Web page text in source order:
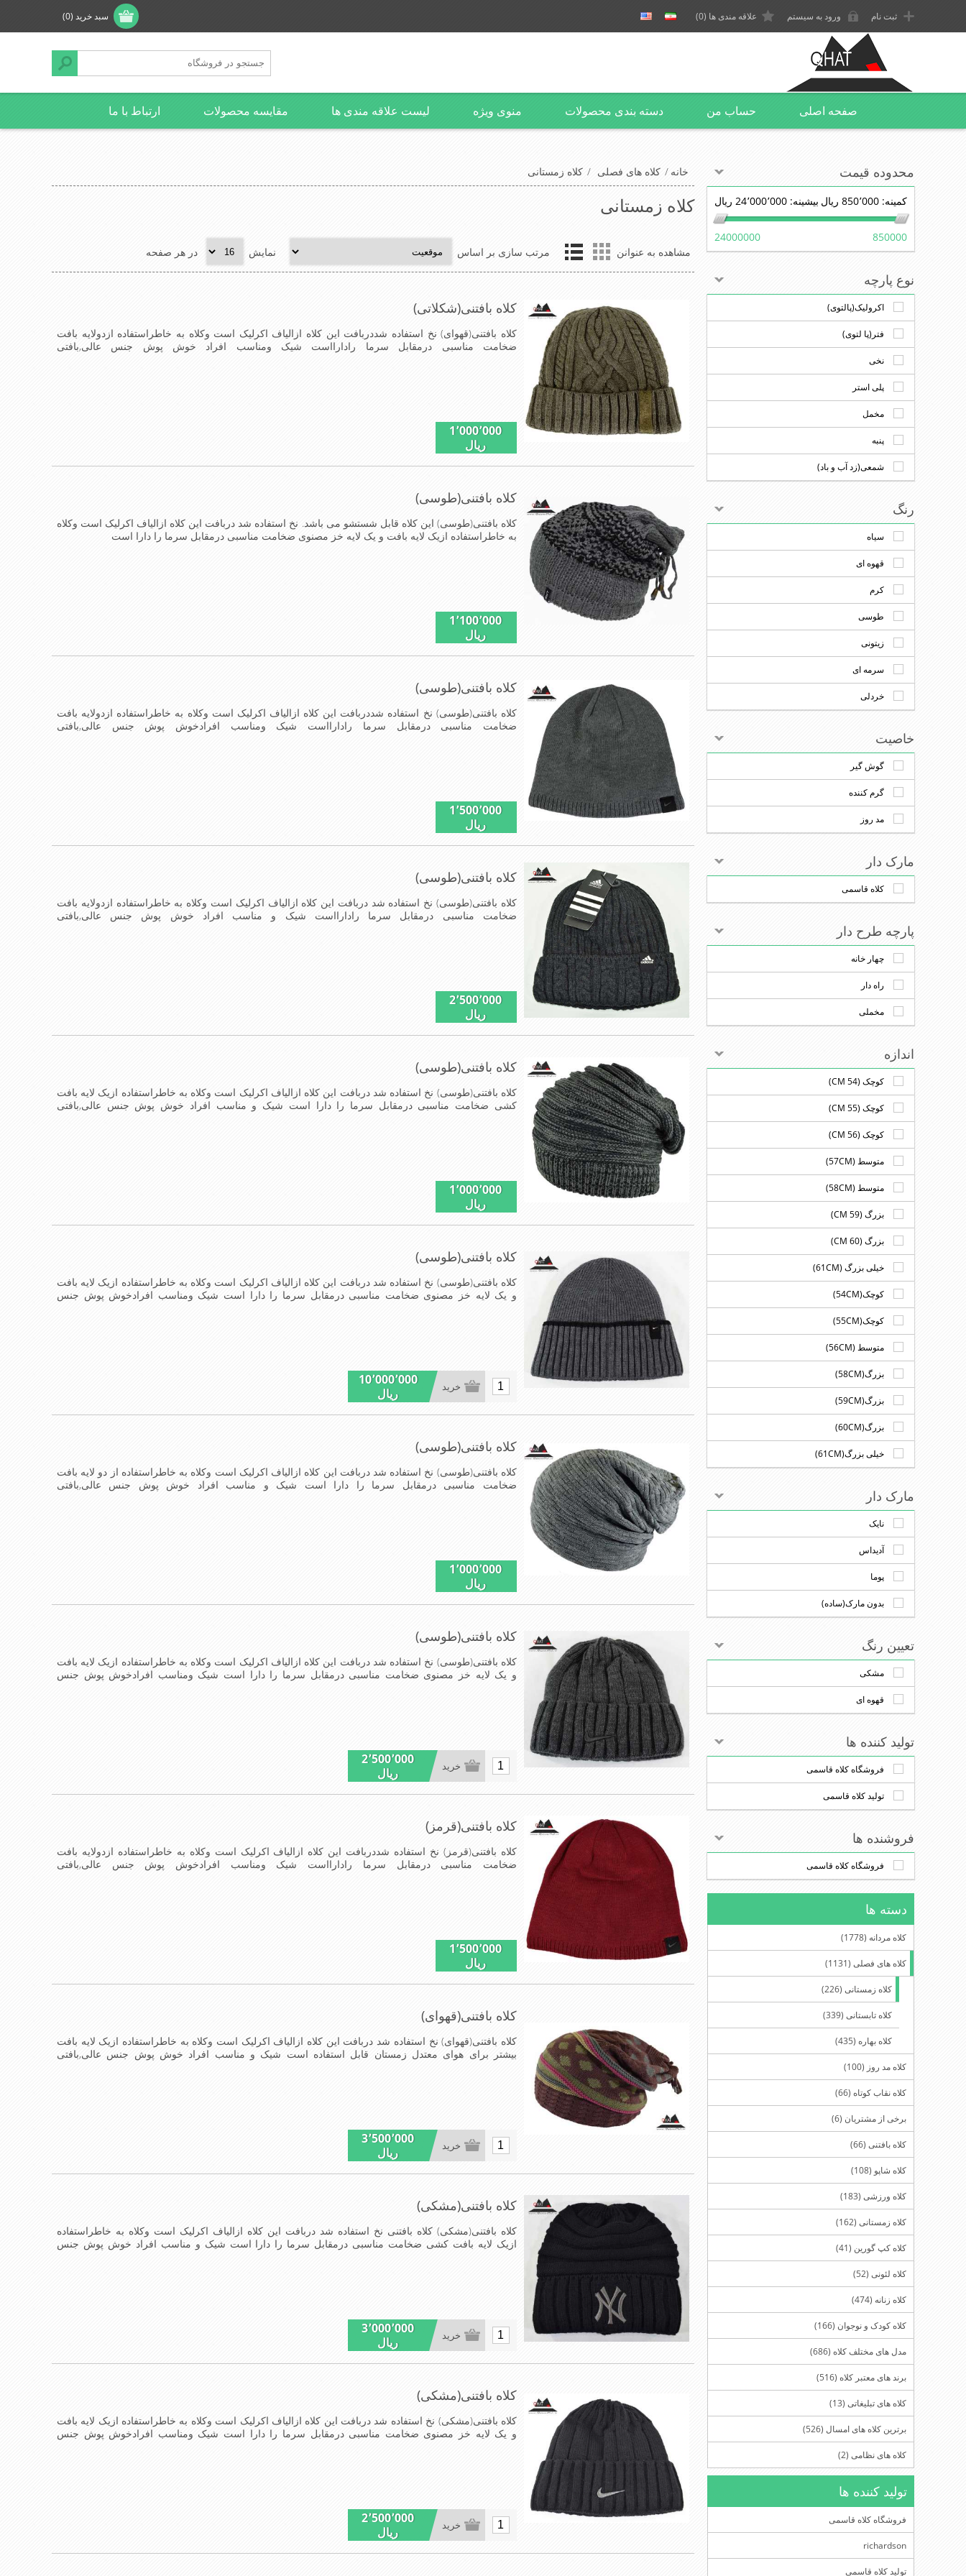
سبد خرید (0) ثبت نام ورود به سیستم علاقه مندی ها (0)
صفحه اصلی حساب من دسته بندی محصولات منوی ویژه لیست علاقه مندی ها مقایسه محصولات ارتباط با ما
خانه / کلاه های فصلی / کلاه زمستانی
کلاه زمستانی
مشاهده به عنوانن مرتب سازی بر اساس نمایش در هر صفحه
کلاه بافتنی(شکلاتی)
کلاه بافتنی(قهوای) نخ استفاده شددربافت این کلاه ازالیاف اکرلیک است وکلاه به خاطراستفاده ازدولایه بافت
ضخامت مناسبی درمقابل سرما رادارااست شیک ومناسب افراد خوش پوش جنس عالی,بافتی
1٬000٬000
ریال
کلاه بافتنی(طوسی)
کلاه بافتنی(طوسی) این کلاه قابل شستشو می باشد. نخ استفاده شد دربافت این کلاه ازالیاف اکرلیک است وکلاه
به خاطراستفاده ازیک لایه بافت و یک لایه خز مصنوی ضخامت مناسبی درمقابل سرما را دارا است
1٬100٬000
ریال
کلاه بافتنی(طوسی)
کلاه بافتنی(طوسی) نخ استفاده شددربافت این کلاه ازالیاف اکرلیک است وکلاه به خاطراستفاده ازدولایه بافت
ضخامت مناسبی درمقابل سرما رادارااست شیک ومناسب افرادخوش پوش جنس عالی,بافتی
1٬500٬000
ریال
کلاه بافتنی(طوسی)
کلاه بافتنی(طوسی) نخ استفاده شد دربافت این کلاه ازالیاف اکرلیک است وکلاه به خاطراستفاده ازدولایه بافت
ضخامت مناسبی درمقابل سرما رادارااست شیک و مناسب افراد خوش پوش جنس عالی,بافتی
2٬500٬000
ریال
کلاه بافتنی(طوسی)
کلاه بافتنی(طوسی) نخ استفاده شد دربافت این کلاه ازالیاف اکرلیک است وکلاه به خاطراستفاده ازیک لایه بافت
کشی ضخامت مناسبی درمقابل سرما را دارا است شیک و مناسب افراد خوش پوش جنس عالی,بافتی
1٬000٬000
ریال
کلاه بافتنی(طوسی)
کلاه بافتنی(طوسی) نخ استفاده شد دربافت این کلاه ازالیاف اکرلیک است وکلاه به خاطراستفاده ازیک لایه بافت
و یک لایه خز مصنوی ضخامت مناسبی درمقابل سرما را دارا است شیک ومناسب افرادخوش پوش جنس
10٬000٬000
ریال
خرید
کلاه بافتنی(طوسی)
کلاه بافتنی(طوسی) نخ استفاده شد دربافت این کلاه ازالیاف اکرلیک است وکلاه به خاطراستفاده از دو لایه بافت
ضخامت مناسبی درمقابل سرما را دارا است شیک و مناسب افراد خوش پوش جنس عالی,بافتی
1٬000٬000
ریال
کلاه بافتنی(طوسی)
کلاه بافتنی(طوسی) نخ استفاده شد دربافت این کلاه ازالیاف اکرلیک است وکلاه به خاطراستفاده ازیک لایه بافت
و یک لایه خز مصنوی ضخامت مناسبی درمقابل سرما را دارا است شیک ومناسب افرادخوش پوش جنس
2٬500٬000
ریال
خرید
کلاه بافتنی(قرمز)
کلاه بافتنی(قرمز) نخ استفاده شددربافت این کلاه ازالیاف اکرلیک است وکلاه به خاطراستفاده ازدولایه بافت
ضخامت مناسبی درمقابل سرما رادارااست شیک ومناسب افرادخوش پوش جنس عالی,بافتی
1٬500٬000
ریال
کلاه بافتنی(قهوای)
کلاه بافتنی(قهوای) نخ استفاده شد دربافت این کلاه ازالیاف اکرلیک است وکلاه به خاطراستفاده ازیک لایه بافت
بیشتر برای هوای معتدل زمستان قابل استفاده است شیک و مناسب افراد خوش پوش جنس عالی,بافتی
3٬500٬000
ریال
خرید
کلاه بافتنی(مشکی)
کلاه بافتنی(مشکی) کلاه بافتنی نخ استفاده شد دربافت این کلاه ازالیاف اکرلیک است وکلاه به خاطراستفاده
ازیک لایه بافت کشی ضخامت مناسبی درمقابل سرما را دارا است شیک و مناسب افراد خوش پوش جنس
3٬000٬000
ریال
خرید
کلاه بافتنی(مشکی)
کلاه بافتنی(مشکی) نخ استفاده شد دربافت این کلاه ازالیاف اکرلیک است وکلاه به خاطراستفاده ازیک لایه بافت
و یک لایه خز مصنوی ضخامت مناسبی درمقابل سرما را دارا است شیک ومناسب افرادخوش پوش جنس
2٬500٬000
ریال
خرید
محدوده قیمت
کمینه: 850٬000 ریال بیشینه: 24٬000٬000 ریال
850000
24000000
نوع پارچه
اکرولیک(پالتوی)
فتر(پا لتوی)
نخی
پلی استر
مخمل
پنبه
شمعی(زد آب و باد)
رنگ
سیاه
قهوه ای
کرم
طوسی
زیتونی
سرمه ای
خردلی
خاصیت
گوش گیر
گرم کننده
مد روز
مارک دار
کلاه قاسمی
پارچه طرح دار
چهار خانه
راه دار
مخملی
اندازه
کوچک (54 CM)
کوچک (55 CM)
کوچک (56 CM)
متوسط (57CM)
متوسط (58CM)
بزرگ (59 CM)
بزرگ (60 CM)
خیلی بزرگ (61CM)
کوچک(54CM)
کوچک(55CM)
متوسط (56CM)
بزرگ(58CM)
بزرگ(59CM)
بزرگ(60CM)
خیلی بزرگ(61CM)
مارک دار
نایک
آدیداس
پوما
بدون مارک(ساده)
تعیین رنگ
مشکی
قهوه ای
تولید کننده ها
فروشگاه کلاه قاسمی
تولید کلاه قاسمی
فروشنده ها
فروشگاه کلاه قاسمی
دسته ها
کلاه مردانه (1778)
کلاه های فصلی (1131)
کلاه زمستانی (226)
کلاه تابستانی (339)
کلاه بهاره (435)
کلاه مد روز (100)
کلاه نقاب کوتاه (66)
برخی از مشتریان (6)
کلاه بافتنی (66)
کلاه شاپو (108)
کلاه ورزشی (183)
کلاه زمستانی (162)
کلاه کپ گورین (41)
کلاه لئونی (52)
کلاه زنانه (474)
کلاه کودک و نوجوان (166)
مدل های مختلف کلاه (686)
برند های معتبر کلاه (516)
کلاه های تبلیغاتی (13)
برترین کلاه های امسال (526)
کلاه های نظامی (2)
تولید کننده ها
فروشگاه کلاه قاسمی
richardson
تولید کلاه قاسمی